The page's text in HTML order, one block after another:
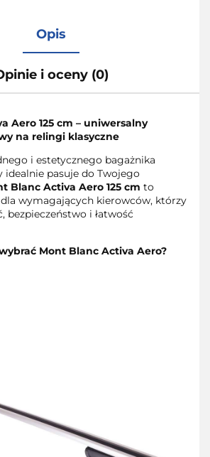
Opis
i oceny (0)
Aero 125 cm – uniwersalny
na relingi klasyczne
i estetycznego bagażnika
idealnie pasuje do Twojego
Blanc Activa Aero 125 cm to
wymagających kierowców, którzy
bezpieczeństwo i łatwość
Mont Blanc Activa Aero?